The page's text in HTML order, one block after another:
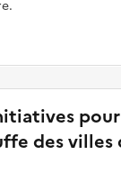
des villes